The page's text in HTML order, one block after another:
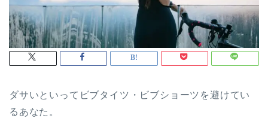
ダサいといってビブタイツ・ビブショーツを避けてい
るあなた。